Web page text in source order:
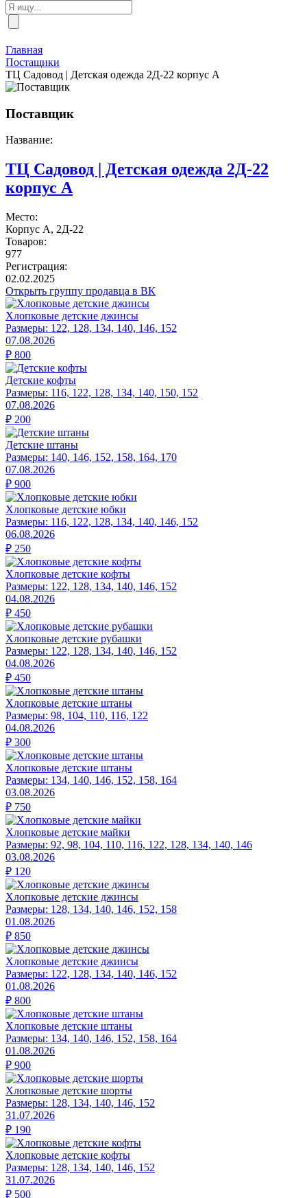
Главная
Постащики
ТЦ Садовод | Детская одежда 2Д-22 корпус А
Поставщик
Название:
ТЦ Садовод | Детская одежда 2Д-22
корпус А
Место:
Корпус A, 2Д-22
Товаров:
977
Регистрация:
02.02.2025
Открыть группу продавца в ВК
Хлопковые детские джинсы
Размеры: 122, 128, 134, 140, 146, 152
07.08.2026
₽ 800
Детские кофты
Размеры: 116, 122, 128, 134, 140, 150, 152
07.08.2026
₽ 200
Детские штаны
Размеры: 140, 146, 152, 158, 164, 170
07.08.2026
₽ 900
Хлопковые детские юбки
Размеры: 116, 122, 128, 134, 140, 146, 152
06.08.2026
₽ 250
Хлопковые детские кофты
Размеры: 122, 128, 134, 140, 146, 152
04.08.2026
₽ 450
Хлопковые детские рубашки
Размеры: 122, 128, 134, 140, 146, 152
04.08.2026
₽ 450
Хлопковые детские штаны
Размеры: 98, 104, 110, 116, 122
04.08.2026
₽ 300
Хлопковые детские штаны
Размеры: 134, 140, 146, 152, 158, 164
03.08.2026
₽ 750
Хлопковые детские майки
Размеры: 92, 98, 104, 110, 116, 122, 128, 134, 140, 146
03.08.2026
₽ 120
Хлопковые детские джинсы
Размеры: 128, 134, 140, 146, 152, 158
01.08.2026
₽ 850
Хлопковые детские джинсы
Размеры: 122, 128, 134, 140, 146, 152
01.08.2026
₽ 800
Хлопковые детские штаны
Размеры: 134, 140, 146, 152, 158, 164
01.08.2026
₽ 900
Хлопковые детские шорты
Размеры: 128, 134, 140, 146, 152
31.07.2026
₽ 190
Хлопковые детские кофты
Размеры: 128, 134, 140, 146, 152
31.07.2026
₽ 500